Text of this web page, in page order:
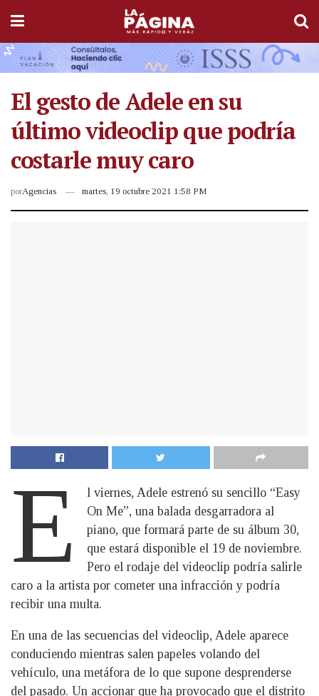
El gesto de Adele en su
último videoclip que podría
costarle muy caro
porAgencias martes, 19 octubre 2021 1:58 PM
E
l viernes, Adele estrenó su sencillo “Easy
On Me”, una balada desgarradora al
piano, que formará parte de su álbum 30,
que estará disponible el 19 de noviembre.
Pero el rodaje del videoclip podría salirle
caro a la artista por cometer una infracción y podría
recibir una multa.
En una de las secuencias del videoclip, Adele aparece
conduciendo mientras salen papeles volando del
vehículo, una metáfora de lo que supone desprenderse
del pasado. Un accionar que ha provocado que el distrito